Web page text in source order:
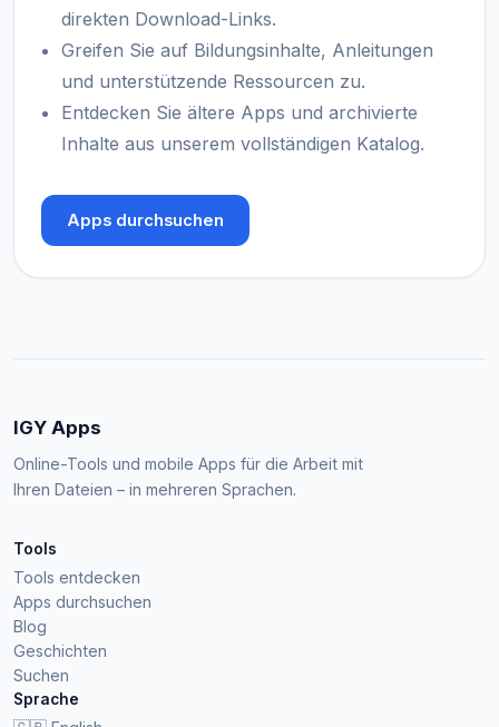
direkten Download-Links.
Greifen Sie auf Bildungsinhalte, Anleitungen
und unterstützende Ressourcen zu.
Entdecken Sie ältere Apps und archivierte
Inhalte aus unserem vollständigen Katalog.
Apps durchsuchen
IGY Apps
Online-Tools und mobile Apps für die Arbeit mit
Ihren Dateien – in mehreren Sprachen.
Tools
Tools entdecken
Apps durchsuchen
Blog
Geschichten
Suchen
Sprache